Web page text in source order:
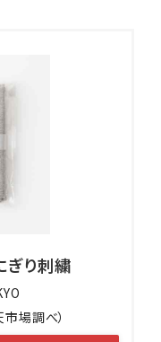
ぎり刺繍
場調べ）